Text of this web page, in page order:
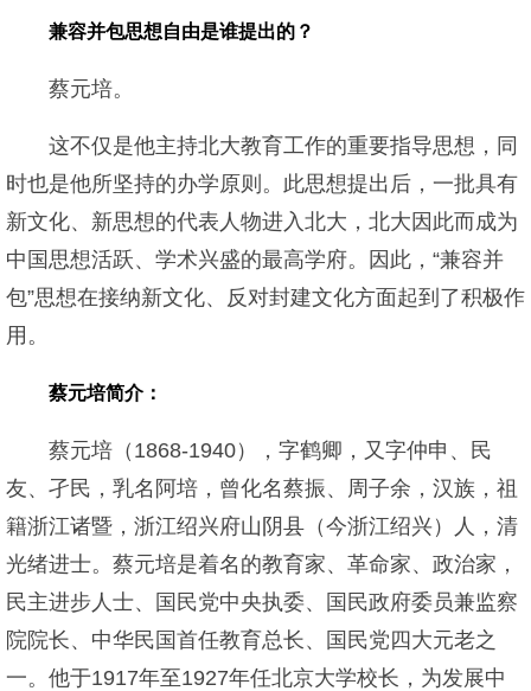
兼容并包思想自由是谁提出的？
蔡元培。
这不仅是他主持北大教育工作的重要指导思想，同
时也是他所坚持的办学原则。此思想提出后，一批具有
新文化、新思想的代表人物进入北大，北大因此而成为
中国思想活跃、学术兴盛的最高学府。因此，“兼容并
包”思想在接纳新文化、反对封建文化方面起到了积极作
用。
蔡元培简介：
蔡元培（1868-1940），字鹤卿，又字仲申、民
友、孑民，乳名阿培，曾化名蔡振、周子余，汉族，祖
籍浙江诸暨，浙江绍兴府山阴县（今浙江绍兴）人，清
光绪进士。蔡元培是着名的教育家、革命家、政治家，
民主进步人士、国民党中央执委、国民政府委员兼监察
院院长、中华民国首任教育总长、国民党四大元老之
一。他于1917年至1927年任北京大学校长，为发展中